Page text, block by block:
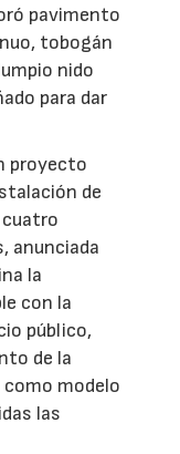
pavimento
tobogán
nido
para dar
proyecto
de
anunciada
la
con la
público,
de la
modelo
las